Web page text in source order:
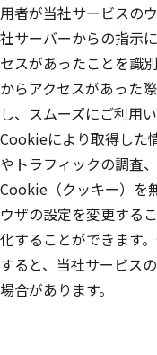
用者が当社サービスの
社サーバーからの指示
セスがあったことを識
からアクセスがあった
し、スムーズにご利用
Cookieにより取得した
やトラフィックの調査
Cookie（クッキー）を
ウザの設定を変更する
化することができます
すると、当社サービス
場合があります。